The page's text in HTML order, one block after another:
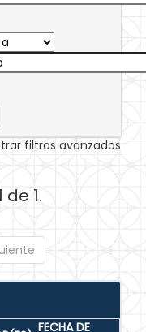
filtros avanzados
1.
FECHA DE